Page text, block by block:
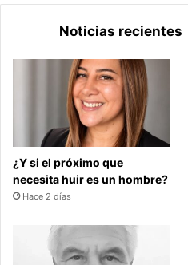
Noticias recientes
¿Y si el próximo que
necesita huir es un hombre?
Hace 2 días